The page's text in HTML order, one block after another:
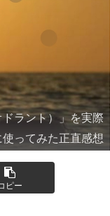
ラント）」を実際
使ってみた正直感想
ピー